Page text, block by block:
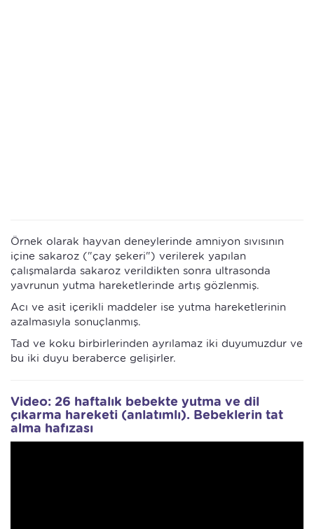
Örnek olarak hayvan deneylerinde amniyon sıvısının
içine sakaroz ("çay şekeri") verilerek yapılan
çalışmalarda sakaroz verildikten sonra ultrasonda
yavrunun yutma hareketlerinde artış gözlenmiş.
Acı ve asit içerikli maddeler ise yutma hareketlerinin
azalmasıyla sonuçlanmış.
Tad ve koku birbirlerinden ayrılamaz iki duyumuzdur ve
bu iki duyu beraberce gelişirler.
Video: 26 haftalık bebekte yutma ve dil
çıkarma hareketi (anlatımlı). Bebeklerin tat
alma hafızası